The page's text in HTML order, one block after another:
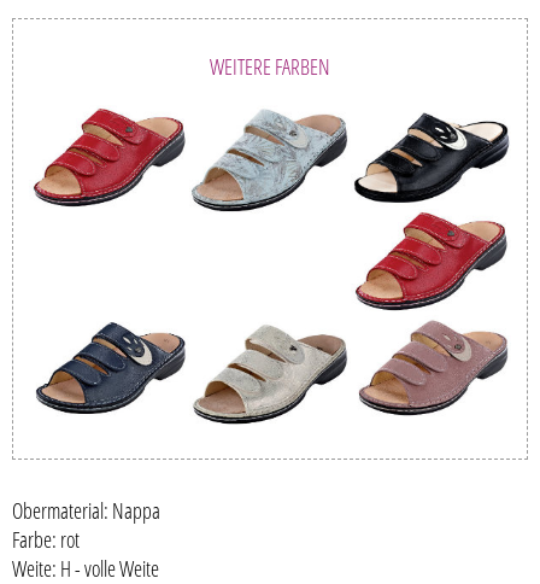
WEITERE FARBEN
Obermaterial: Nappa
Farbe: rot
Weite: H - volle Weite